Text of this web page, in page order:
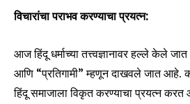
conversation.
or click the subscribe button below.
your privacy and won't spam your
safe with us.
विचारांचा पराभव करण्याचा प्रयत्न:
आज हिंदू धर्माच्या तत्त्वज्ञानावर हल्ले केले
आणि “प्रतिगामी” म्हणून दाखवले जात आहे.
हिंदू समाजाला विकृत करण्याचा प्रयत्न करत